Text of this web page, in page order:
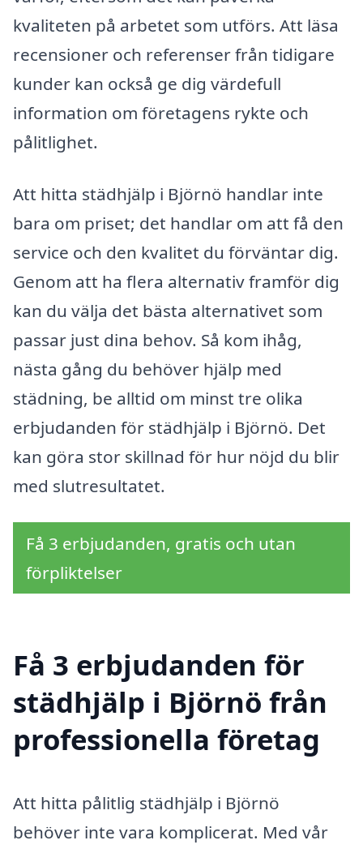
kvaliteten på arbetet som utförs. Att läsa
recensioner och referenser från tidigare
kunder kan också ge dig värdefull
information om företagens rykte och
pålitlighet.
Att hitta städhjälp i Björnö handlar inte
bara om priset; det handlar om att få den
service och den kvalitet du förväntar dig.
Genom att ha flera alternativ framför dig
kan du välja det bästa alternativet som
passar just dina behov. Så kom ihåg,
nästa gång du behöver hjälp med
städning, be alltid om minst tre olika
erbjudanden för städhjälp i Björnö. Det
kan göra stor skillnad för hur nöjd du blir
med slutresultatet.
Få 3 erbjudanden, gratis och utan
förpliktelser
Få 3 erbjudanden för
städhjälp i Björnö från
professionella företag
Att hitta pålitlig städhjälp i Björnö
behöver inte vara komplicerat. Med vår